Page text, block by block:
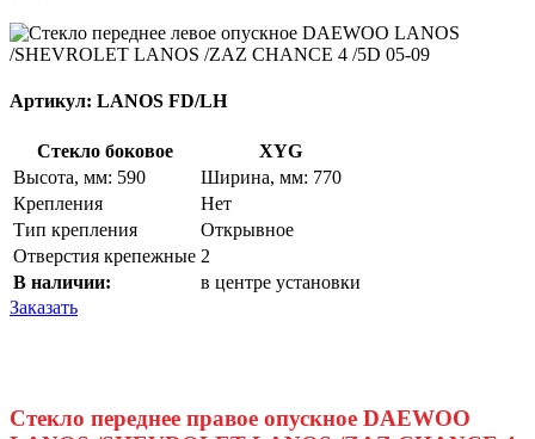
Артикул: LANOS FD/LH
Стекло боковое
XYG
Высота, мм: 590
Ширина, мм: 770
Крепления
Нет
Тип крепления
Открывное
Отверстия крепежные 2
В наличии:
в центре установки
Заказать
Стекло переднее правое опускное DAEWOO